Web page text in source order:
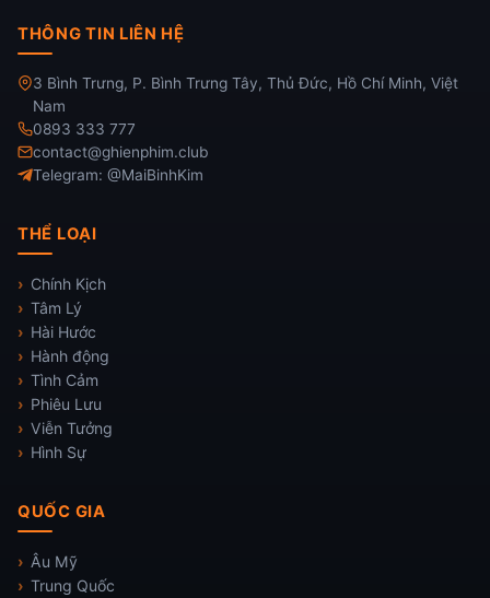
THÔNG TIN LIÊN HỆ
3 Bình Trưng, P. Bình Trưng Tây, Thủ Đức, Hồ Chí Minh, Việt
Nam
0893 333 777
contact@ghienphim.club
Telegram: @MaiBinhKim
THỂ LOẠI
Chính Kịch
Tâm Lý
Hài Hước
Hành động
Tình Cảm
Phiêu Lưu
Viễn Tưởng
Hình Sự
QUỐC GIA
Âu Mỹ
Trung Quốc